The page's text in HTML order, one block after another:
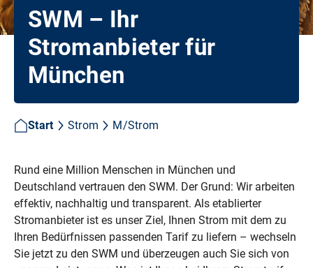
SWM – Ihr
Stromanbieter für
München
Start Strom M/Strom
Rund eine Million Menschen in München und
Deutschland vertrauen den SWM. Der Grund: Wir arbeiten
effektiv, nachhaltig und transparent. Als etablierter
Stromanbieter ist es unser Ziel, Ihnen Strom mit dem zu
Ihren Bedürfnissen passenden Tarif zu liefern – wechseln
Sie jetzt zu den SWM und überzeugen auch Sie sich von